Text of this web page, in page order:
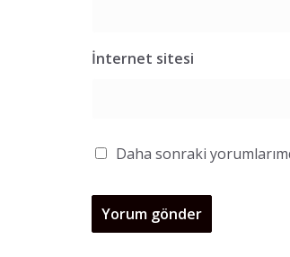
İnternet sitesi
Daha sonraki